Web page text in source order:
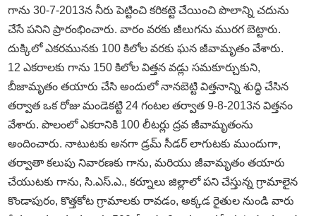
గాను 30-7-2013న నీరు పెట్టించి కరికట్టె చేయించి పొలాన్ని చదును
చేసే పనిని ప్రారంభించారు. వారం వరకు జీలుగను మురగ బెట్టారు.
దుక్కిలో ఎకరమునకు 100 కిలోల వరకు ఘన జీవామృతం వేశారు.
12 ఎకరాలకు గాను 150 కిలోల విత్తన వడ్లు సమకూర్చుకుని,
బీజామృతం తయారు చేసి అందులో నానబెట్టి విత్తనాన్ని శుద్ధి చేసిన
తర్వాత ఒక రోజు మండెకట్టి 24 గంటల తర్వాత 9-8-2013న విత్తనం
వేశారు. పొలంలో ఎకరానికి 100 లీటర్లు ద్రవ జీవామృతంను
అందించారు. నాటుటకు అనగా డ్రమ్ సీడర్ లాగుటకు ముందుగా,
తర్వాతా కలుపు నివారణకు గాను, మరియు జీవామృతం తయారు
చేయుటకు గాను, సి.ఎస్.ఎ., కర్నూలు జిల్లాలో పని చేస్తున్న గ్రామాలైన
కొండాపురం, కొత్తకోట గ్రామాలకు రావడం, అక్కడ రైతుల నుండి వారు